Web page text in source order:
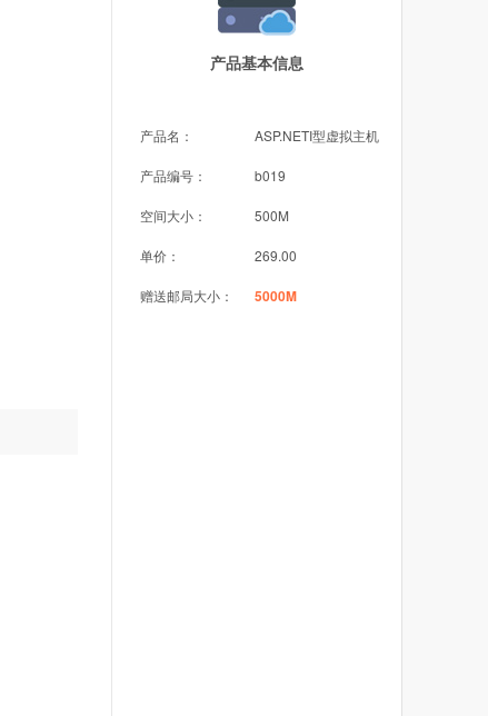
产品基本信息
产品名： ASP.NETI型虚拟主机
产品编号： b019
空间大小： 500M
单价： 269.00
赠送邮局大小： 5000M